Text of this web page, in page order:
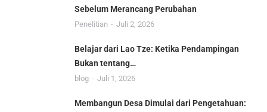
Sebelum Merancang Perubahan
Penelitian Juli 2, 2026
Belajar dari Lao Tze: Ketika Pendampingan
Bukan tentang…
blog Juli 1, 2026
Membangun Desa Dimulai dari Pengetahuan: